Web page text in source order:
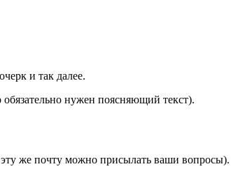
и так далее.
нужен поясняющий текст).
же почту можно присылать ваши вопросы).